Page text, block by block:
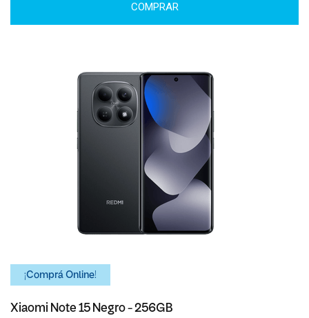
COMPRAR
¡Comprá Online!
Xiaomi Note 15 Negro - 256GB